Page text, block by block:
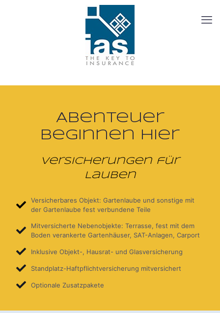
Abenteuer
beginnen hier
Versicherungen für
Lauben
Versicherbares Objekt: Gartenlaube und sonstige mit
der Gartenlaube fest verbundene Teile
Mitversicherte Nebenobjekte: Terrasse, fest mit dem
Boden verankerte Gartenhäuser, SAT-Anlagen, Carport
Inklusive Objekt-, Hausrat- und Glasversicherung
Standplatz-Haftpflichtversicherung mitversichert
Optionale Zusatzpakete